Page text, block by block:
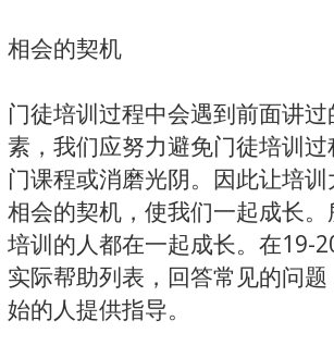
相会的契机
门徒培训过程中会遇到前面讲
素，我们应努力避免门徒培训
门课程或消磨光阴。因此让培
相会的契机，使我们一起成长
培训的人都在一起成长。在19-
实际帮助列表，回答常见的问
始的人提供指导。